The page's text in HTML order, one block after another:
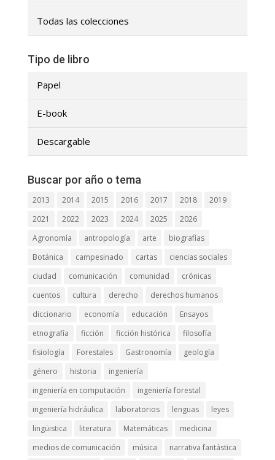
Todas las colecciones
Tipo de libro
Papel
E-book
Descargable
Buscar por año o tema
2013 2014 2015 2016 2017 2018
2019
2021
2022 2023 2024 2025
2026
Agronomía
antropología arte
biografías
Botánica
campesinado cartas
ciencias sociales
ciudad
comunicación comunidad
crónicas
cuentos
cultura derecho
derechos humanos
diccionario
economía educación
Ensayos
etnografía
ficción ficción histórica
filosofía
fisiología
Forestales Gastronomía
geología
género
historia
ingeniería
ingeniería en computación
ingeniería forestal
ingeniería hidráulica
laboratorios lenguas
leyes
lingüistica
literatura Matemáticas
medicina
medios de comunicación
música
narrativa fantástica